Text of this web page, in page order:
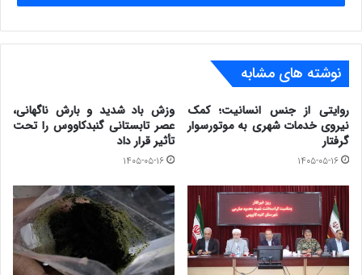
ضیافت حاجی، سنتی پسندیده و ریشه‌دار در میان مردم ترکمن
است که پیش از سفر به خانه‌ی خدا برگزار می‌شود تا حاجی با
نوشته های مشابه
روایتی از جنس انسانیت؛ کمک
نیروی خدمات شهری به موتورسوار
گرفتار
۱۴۰۵-۰۵-۱۶
وزش باد شدید و بارش ناگهانی،
عصر تابستانی گنبدکاووس را تحت
تأثیر قرار داد
۱۴۰۵-۰۵-۱۶